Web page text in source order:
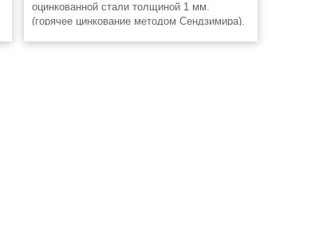
оцинкованной стали толщиной 1 мм.
(горячее цинкование методом Сендзимира).